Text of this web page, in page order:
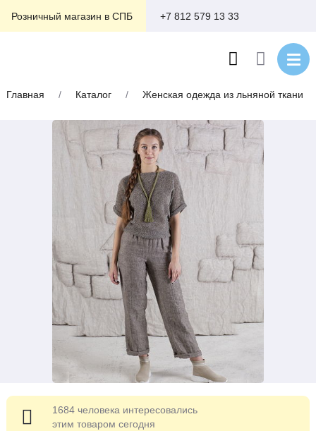
Розничный магазин в СПБ +7 812 579 13 33
Главная / Каталог / Женская одежда из льняной ткани
1684 человека интересовались
этим товаром сегодня